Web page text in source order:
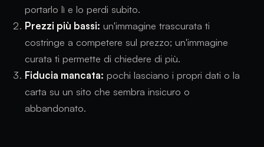
portarlo lì e lo perdi subito.
Prezzi più bassi: un'immagine trascurata ti
costringe a competere sul prezzo; un'immagine
curata ti permette di chiedere di più.
Fiducia mancata: pochi lasciano i propri dati o la
carta su un sito che sembra insicuro o
abbandonato.